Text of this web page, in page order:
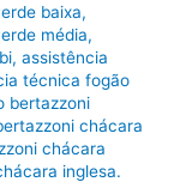
baixa,
média,
,assistência
técnica fogão
bertazzoni
chácara
chácara
inglesa.